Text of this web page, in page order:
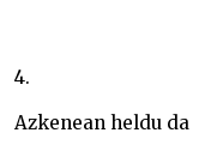
4.
Azkenean heldu da